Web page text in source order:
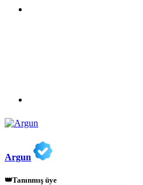
Argun
👑Tanınmış üye